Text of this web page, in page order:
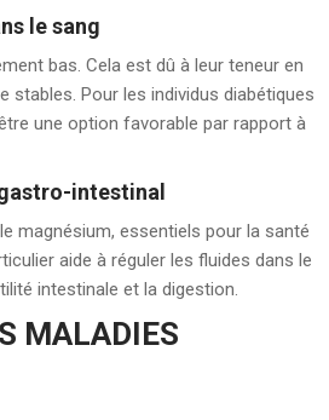
le sang
bas. Cela est dû à leur teneur en
stables. Pour les individus diabétiques
une option favorable par rapport à
intestinal
magnésium, essentiels pour la santé
aide à réguler les fluides dans le
intestinale et la digestion.
MALADIES